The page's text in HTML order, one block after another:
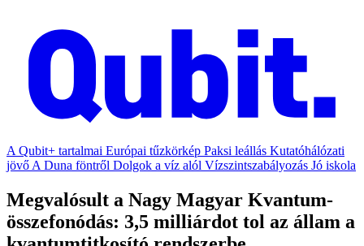
A Qubit+ tartalmai Európai tűzkörkép Paksi leállás Kutatóhálózati
jövő A Duna föntről Dolgok a víz alól Vízszintszabályozás Jó iskola
Megvalósult a Nagy Magyar Kvantum-
összefonódás: 3,5 milliárdot tol az állam a